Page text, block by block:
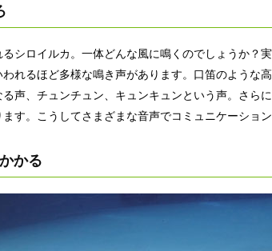
シロイルカ。一体どんな風に鳴くのでしょうか？
れるほど多様な鳴き声があります。口笛のような
声、チュンチュン、キュンキュンという声。さら
す。こうしてさまざまな音声でコミュニケーション
かる